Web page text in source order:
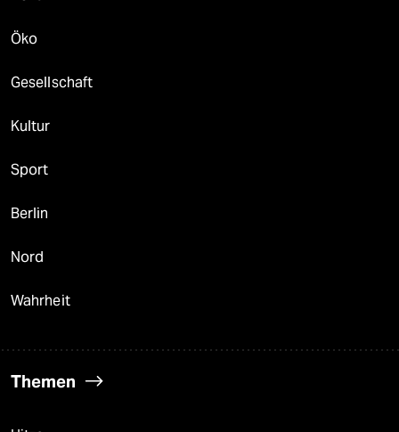
Öko
Gesellschaft
Kultur
Sport
Berlin
Nord
Wahrheit
Themen